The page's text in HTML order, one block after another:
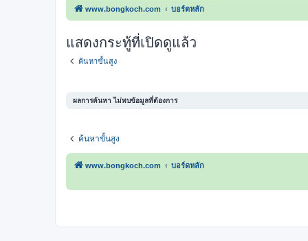
www.bongkoch.com บอร์ดหลัก
แสดงกระทู้ที่เปิดดูแล้ว
ค้นหาขั้นสูง
ผลการค้นหา ไม่พบข้อมูลที่ต้องการ
ค้นหาขั้นสูง
www.bongkoch.com บอร์ดหลัก